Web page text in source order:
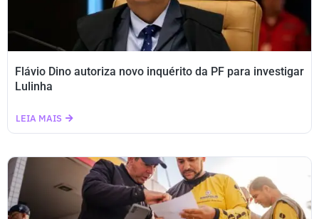
Flávio Dino autoriza novo inquérito da PF para investigar
Lulinha
LEIA MAIS